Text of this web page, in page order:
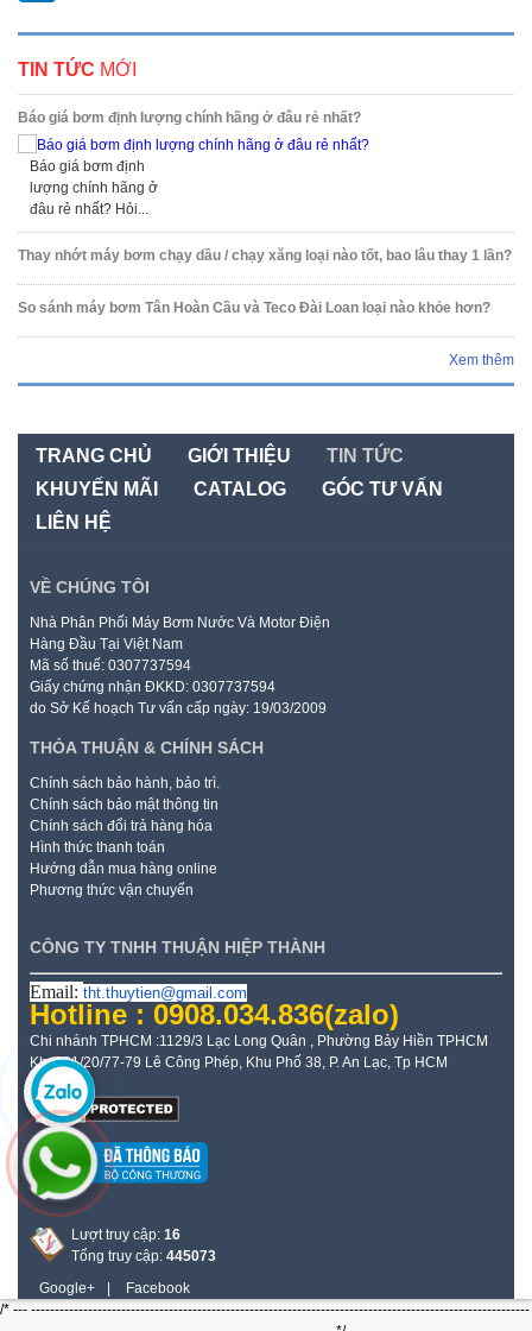
TIN TỨC MỚI
Báo giá bơm định lượng chính hãng ở đâu rẻ nhất?
Báo giá bơm định
lượng chính hãng ở
đâu rẻ nhất? Hỏi...
Thay nhớt máy bơm chạy dầu / chạy xăng loại nào tốt, bao lâu thay 1 lần?
So sánh máy bơm Tân Hoàn Cầu và Teco Đài Loan loại nào khỏe hơn?
Xem thêm
TRANG CHỦ GIỚI THIỆU
TIN TỨC
KHUYẾN MÃI
CATALOG
GÓC TƯ VẤN
LIÊN HỆ
VỀ CHÚNG TÔI
Nhà Phân Phối Máy Bơm Nước Và Motor Điện
Hàng Đầu Tại Việt Nam
Mã số thuế: 0307737594
Giấy chứng nhận ĐKKD: 0307737594
do Sở Kế hoạch Tư vấn cấp ngày: 19/03/2009
THỎA THUẬN & CHÍNH SÁCH
Chính sách bảo hành, bảo trì.
Chính sách bảo mật thông tin
Chính sách đổi trả hàng hóa
Hình thức thanh toán
Hướng dẫn mua hàng online
Phương thức vận chuyển
CÔNG TY TNHH THUẬN HIỆP THÀNH
Email: tht.thuytien@gmail.com
Hotline : 0908.034.836(zalo)
Chi nhánh TPHCM :1129/3 Lạc Long Quân , Phường Bảy Hiền TPHCM
Kho: 21/20/77-79 Lê Công Phép, Khu Phố 38, P. An Lạc, Tp HCM
Lượt truy cập: 16
Tổng truy cập: 445073
Google+
Facebook
/* --- ---------------------------------------------------------------------------------------------------------